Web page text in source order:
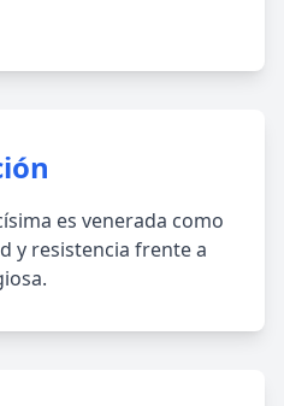
es venerada como
y resistencia frente a